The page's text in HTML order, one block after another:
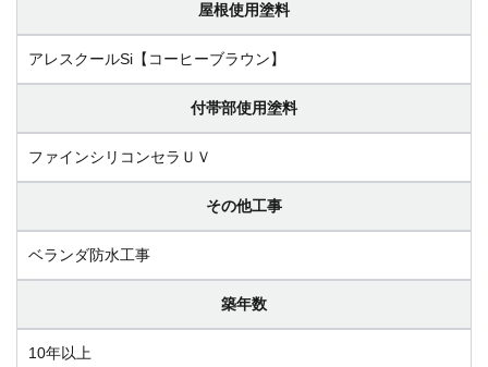
屋根使用塗料
アレスクールSi【コーヒーブラウン】
付帯部使用塗料
ファインシリコンセラＵＶ
その他工事
ベランダ防水工事
築年数
10年以上